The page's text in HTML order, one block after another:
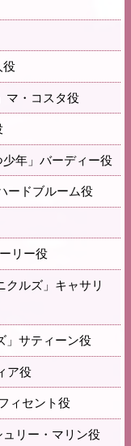
役
マ・コスタ役
年」バーディー役
ードブルーム役
リー役
クルズ」キャサリ
」サティーン役
ア役
ィセント役
ュリー・マリン役